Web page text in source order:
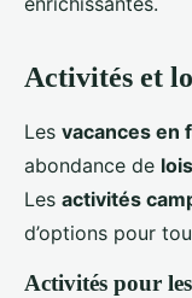
Activités et
Les vacances en
abondance de
Les activités
d’options pour
Activités pour